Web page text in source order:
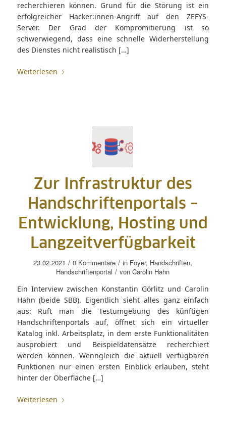
recherchieren können. Grund für die Störung ist ein
erfolgreicher Hacker:innen-Angriff auf den ZEFYS-
Server. Der Grad der Kompromitierung ist so
schwerwiegend, dass eine schnelle Widerherstellung
des Dienstes nicht realistisch […]
Weiterlesen
Zur Infrastruktur des
Handschriftenportals –
Entwicklung, Hosting und
Langzeitverfügbarkeit
23.02.2021 / 0 Kommentare / in Foyer, Handschriften,
Handschriftenportal / vonCarolin Hahn
Ein Interview zwischen Konstantin Görlitz und Carolin
Hahn (beide SBB). Eigentlich sieht alles ganz einfach
aus: Ruft man die Testumgebung des künftigen
Handschriftenportals auf, öffnet sich ein virtueller
Katalog inkl. Arbeitsplatz, in dem erste Funktionalitäten
ausprobiert und Beispieldatensätze recherchiert
werden können. Wenngleich die aktuell verfügbaren
Funktionen nur einen ersten Einblick erlauben, steht
hinter der Oberfläche […]
Weiterlesen